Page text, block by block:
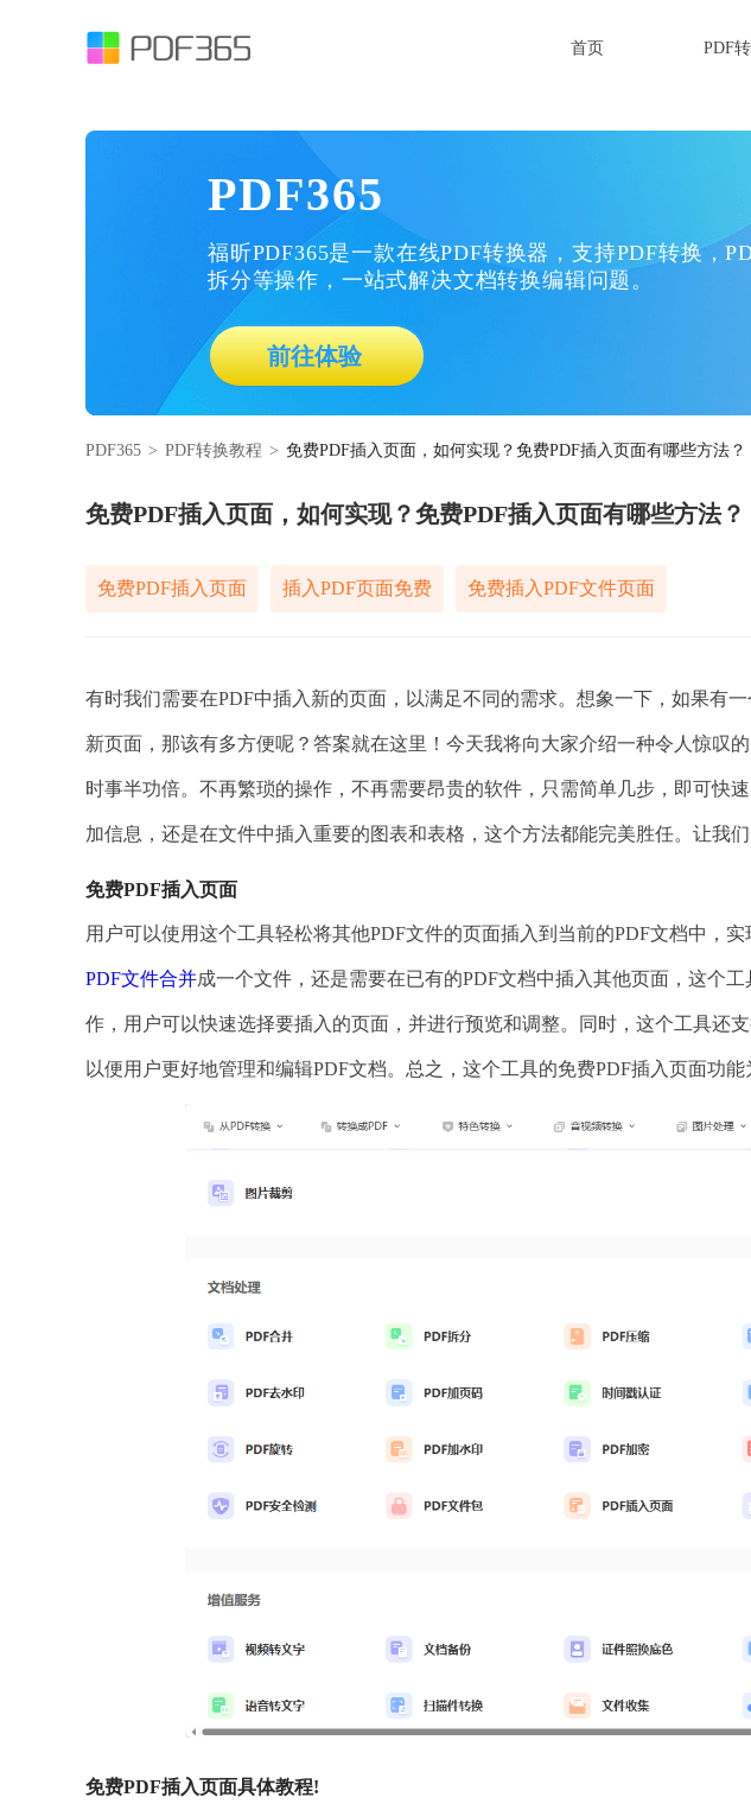
首页 PDF
PDF365
福昕PDF365是一款在线PDF转换器，支持PDF转换，
拆分等操作，一站式解决文档转换编辑问题。
前往体验
PDF365 > PDF转换教程 > 免费PDF插入页面，如何实现？免费PDF插入页面有哪些方法？
免费PDF插入页面，如何实现？免费PDF插入页面有哪些方法？
免费PDF插入页面 插入PDF页面免费 免费插入PDF文件页面
有时我们需要在PDF中插入新的页面，以满足不同的需求。想象一下，如果有
新页面，那该有多方便呢？答案就在这里！今天我将向大家介绍一种令人惊叹的
时事半功倍。不再繁琐的操作，不再需要昂贵的软件，只需简单几步，即可快
加信息，还是在文件中插入重要的图表和表格，这个方法都能完美胜任。让我们
免费PDF插入页面
用户可以使用这个工具轻松将其他PDF文件的页面插入到当前的PDF文档中，
PDF文件合并成一个文件，还是需要在已有的PDF文档中插入其他页面，这个
作，用户可以快速选择要插入的页面，并进行预览和调整。同时，这个工具还
以便用户更好地管理和编辑PDF文档。总之，这个工具的免费PDF插入页面功能
免费PDF插入页面具体教程!